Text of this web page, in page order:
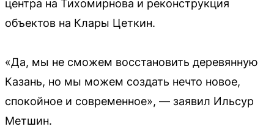
центра на Тихомирнова и реконструкция
объектов на Клары Цеткин.
«Да, мы не сможем восстановить деревянную
Казань, но мы можем создать нечто новое,
спокойное и современное», — заявил Ильсур
Метшин.